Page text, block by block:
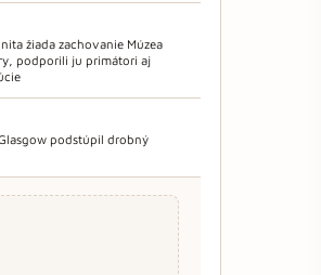
žiada zachovanie Múzea
podporili ju primátori aj
podstúpil drobný